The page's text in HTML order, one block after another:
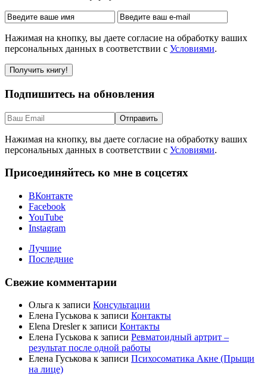
Нажимая на кнопку, вы даете согласие на обработку ваших
персональных данных в соответствии с Условиями.
Подпишитесь на обновления
Нажимая на кнопку, вы даете согласие на обработку ваших
персональных данных в соответствии с Условиями.
Присоединяйтесь ко мне в соцсетях
ВКонтакте
Facebook
YouTube
Instagram
Лучшие
Последние
Свежие комментарии
Ольга к записи Консультации
Елена Гуськова к записи Контакты
Elena Dreslerк записи Контакты
Елена Гуськова к записи Ревматоидный артрит –
результат после одной работы
Елена Гуськова к записи Психосоматика Акне (Прыщи
на лице)